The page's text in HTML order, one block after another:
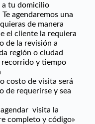
a tu domicilio
Te agendaremos una
de manera
el cliente la requiera
de la revisión a
región o ciudad
recorrido y tiempo
costo de visita será
de requerirse y sea
visita la
completo y código»